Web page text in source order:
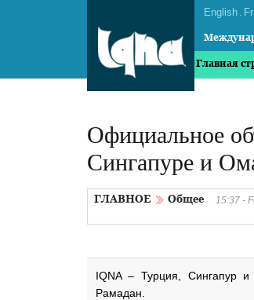
English .
Главная
Официальное
Сингапуре и
ГЛАВНОЕ Общее
15:37 -
IQNA – Турция, Сингапур
Рамадан.